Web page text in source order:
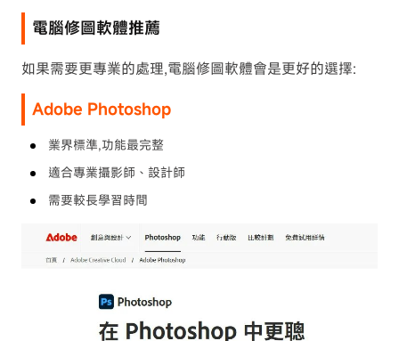
電腦修圖軟體推薦
如果需要更專業的處理,電腦修圖軟體會是更好的選擇:
Adobe Photoshop
業界標準,功能最完整
適合專業攝影師、設計師
需要較長學習時間